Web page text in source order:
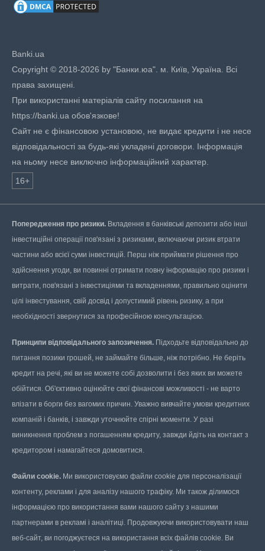
Banki.ua
Copyright © 2018-2026 by "Банки.юа". м. Київ, Україна. Всі
права захищені.
При використанні матеріалів сайту посилання на
https://banki.ua обов'язкове!
Сайт не є фінансовою установою, не видає кредити і не несе
відповідальності за будь-які укладені договори. Інформація
на ньому несе виключно інформаційний характер.
16+
Попередження про ризики. Вкладення в банківські депозити або інші
інвестиційні операції пов'язані з ризиками, включаючи ризик втрати
частини або всієї суми інвестицій. Перш ніж приймати рішення про
здійснення угоди, ви повинні отримати повну інформацію про ризики і
витрати, пов'язані з інвестиціями та вкладеннями, правильно оцінити
цілі інвестування, свій досвід і допустимий рівень ризику, а при
необхідності звернутися за професійною консультацією.
Принципи відповідального запозичення. Підходьте відповідально до
питання позики грошей, не займайте більше, ніж потрібно. Не беріть
кредит на речі, які ви не можете собі дозволити і без яких ви можете
обійтися. Об'єктивно оцінюйте свої фінансові можливості - не варто
влізати в борги без вагомих причин. Уважно вивчайте умови кредитних
компаній і банків, і завжди уточнюйте спірні моменти. У разі
виникнення проблем з погашенням кредиту, завжди йдіть на контакт з
кредитором і намагайтеся домовитися.
Файли cookie. Ми використовуємо файли cookie для персоналізації
контенту, реклами і для аналізу нашого трафіку. Ми також ділимося
інформацією про використання вами нашого сайту з нашими
партнерами в рекламі і аналітиці. Продовжуючи використовувати наш
веб-сайт, ви погоджуєтеся на використання всіх файлів cookie. Ви